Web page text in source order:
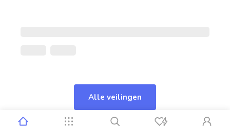
Alle veilingen